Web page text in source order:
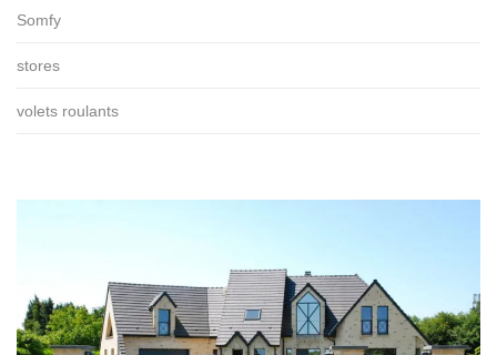
Somfy
stores
volets roulants